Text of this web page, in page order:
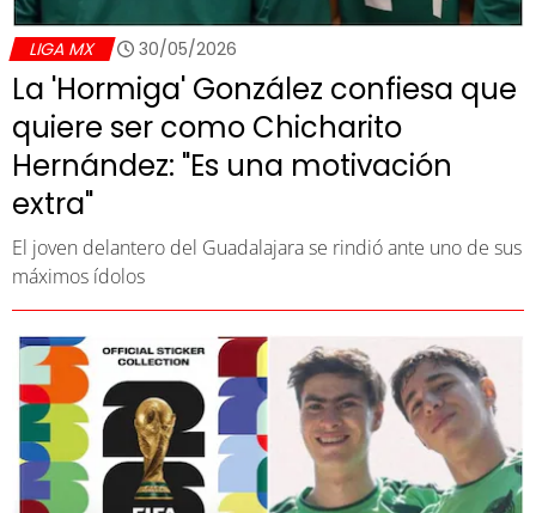
LIGA MX 30/05/2026
La 'Hormiga' González confiesa que
quiere ser como Chicharito
Hernández: "Es una motivación
extra"
El joven delantero del Guadalajara se rindió ante uno de sus
máximos ídolos